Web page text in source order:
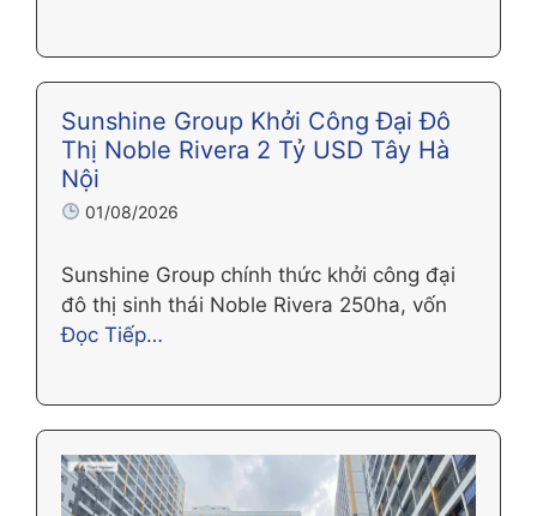
Sunshine Group Khởi Công Đại Đô
Thị Noble Rivera 2 Tỷ USD Tây Hà
Nội
01/08/2026
Sunshine Group chính thức khởi công đại
đô thị sinh thái Noble Rivera 250ha, vốn
Đọc Tiếp…